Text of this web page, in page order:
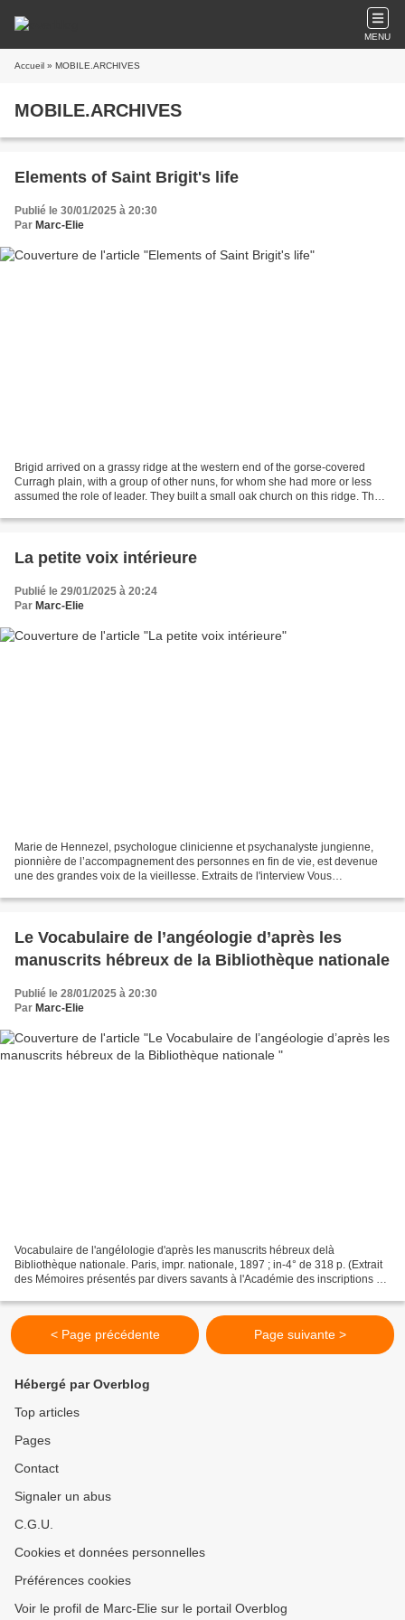
MENU
Accueil » MOBILE.ARCHIVES
MOBILE.ARCHIVES
Elements of Saint Brigit's life
Publié le 30/01/2025 à 20:30
Par Marc-Elie
Brigid arrived on a grassy ridge at the western end of the gorse-covered
Curragh plain, with a group of other nuns, for whom she had more or less
assumed the role of leader. They built a small oak church on this ridge. The
La petite voix intérieure
Publié le 29/01/2025 à 20:24
Par Marc-Elie
Marie de Hennezel, psychologue clinicienne et psychanalyste jungienne,
pionnière de l’accompagnement des personnes en ﬁn de vie, est devenue
une des grandes voix de la vieillesse. Extraits de l'interview Vous
Le Vocabulaire de l’angéologie d’après les
manuscrits hébreux de la Bibliothèque nationale
Publié le 28/01/2025 à 20:30
Par Marc-Elie
Vocabulaire de l'angélologie d'après les manuscrits hébreux delà
Bibliothèque nationale. Paris, impr. nationale, 1897 ; in-4° de 318 p. (Extrait
des Mémoires présentés par divers savants à l'Académie des inscriptions et
< Page précédente Page suivante >
Hébergé par Overblog
Top articles
Pages
Contact
Signaler un abus
C.G.U.
Cookies et données personnelles
Préférences cookies
Voir le profil de Marc-Elie sur le portail Overblog